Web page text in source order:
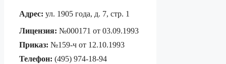
Адрес: ул. 1905 года, д. 7, стр. 1
Лицензия: №000171 от 03.09.1993
Приказ: №159-ч от 12.10.1993
Телефон: (495) 974-18-94